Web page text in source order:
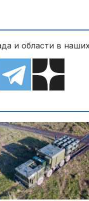
и области в